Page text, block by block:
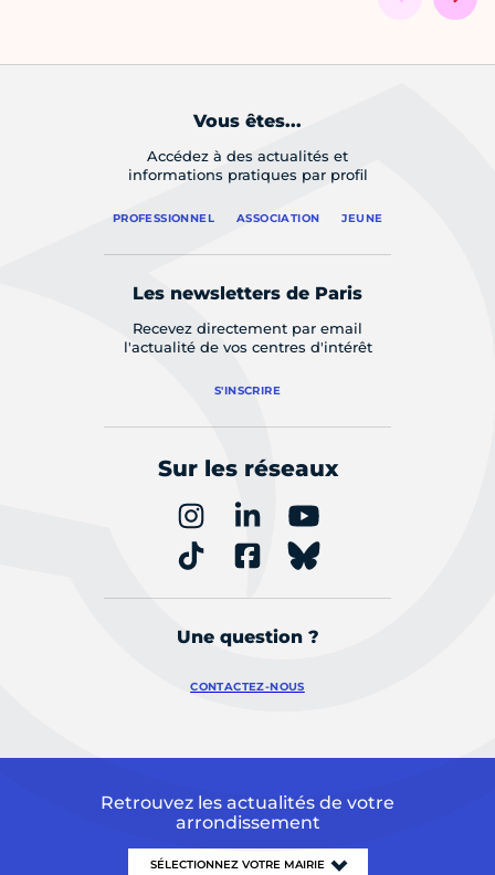
Vous êtes...
Accédez à des actualités et
informations pratiques par profil
PROFESSIONNEL ASSOCIATION JEUNE
Les newsletters de Paris
Recevez directement par email
l'actualité de vos centres d'intérêt
S'INSCRIRE
Sur les réseaux
Une question ?
CONTACTEZ-NOUS
Retrouvez les actualités de votre
arrondissement